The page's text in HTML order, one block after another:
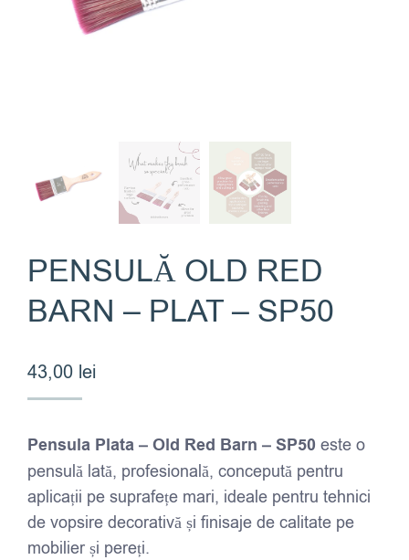
PENSULĂ OLD RED
BARN – PLAT – SP50
43,00 lei
Pensula Plata – Old Red Barn – SP50 este o
pensulă lată, profesională, concepută pentru
aplicații pe suprafețe mari, ideale pentru tehnici
de vopsire decorativă și finisaje de calitate pe
mobilier și pereți.